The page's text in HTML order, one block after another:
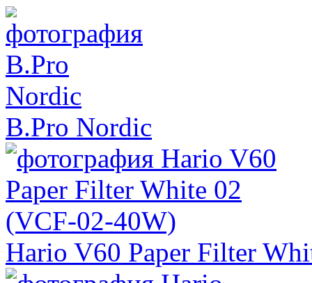
B.Pro Nordic
Hario V60 Paper Filter